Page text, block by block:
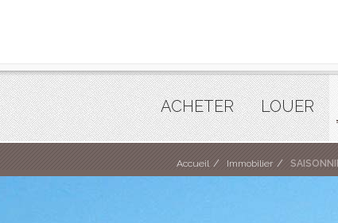
ACHETER LOUER
Accueil Immobilier